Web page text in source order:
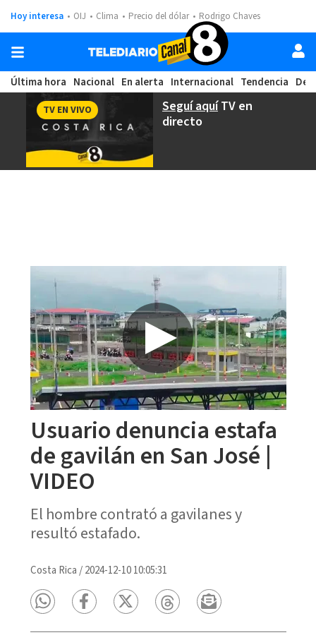
Hoy interesa OIJ Clima Precio del dólar Rodrigo Chaves
Última hora Nacional En alerta Internacional Tendencia
Seguí aquíTV en
directo
TV EN VIVO
Usuario denuncia estafa
de gavilán en San José |
VIDEO
El hombre contrató a gavilanes y
resultó estafado.
Costa Rica /2024-12-10 10:05:31